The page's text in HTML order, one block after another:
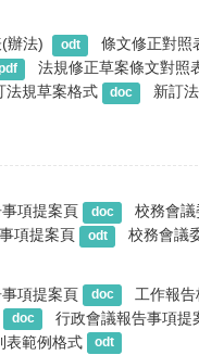
辦法) odt 條文修正對照
法規修正草案條文對照
法規草案格式 doc 新訂
項提案頁 doc 校務會
項提案頁 odt 校務會議
項提案頁 doc 工作報
doc 行政會議報告事項提
表範例格式 odt